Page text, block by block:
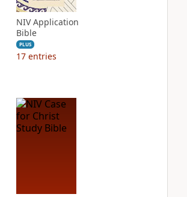
NIV Application
Bible
PLUS
17 entries